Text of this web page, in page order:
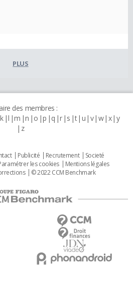
PLUS
des membres :
k l m n o p q r s t u v w x y
z
Publicité Recrutement
Societé
les cookies
Mentions légales
© 2022 CCM Benchmark